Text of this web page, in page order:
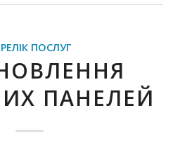
ПОСЛУГ
ПАНЕЛЕЙ